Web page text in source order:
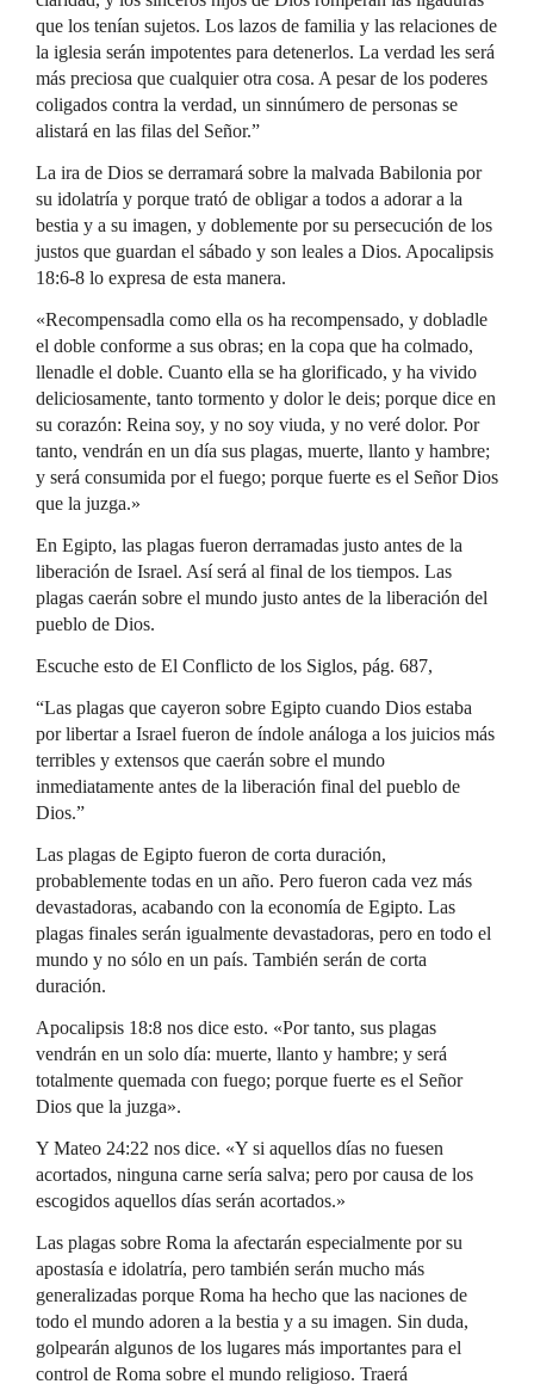
que los tenían sujetos. Los lazos de familia y las relaciones de
la iglesia serán impotentes para detenerlos. La verdad les será
más preciosa que cualquier otra cosa. A pesar de los poderes
coligados contra la verdad, un sinnúmero de personas se
alistará en las filas del Señor.”
La ira de Dios se derramará sobre la malvada Babilonia por
su idolatría y porque trató de obligar a todos a adorar a la
bestia y a su imagen, y doblemente por su persecución de los
justos que guardan el sábado y son leales a Dios. Apocalipsis
18:6-8 lo expresa de esta manera.
«Recompensadla como ella os ha recompensado, y dobladle
el doble conforme a sus obras; en la copa que ha colmado,
llenadle el doble. Cuanto ella se ha glorificado, y ha vivido
deliciosamente, tanto tormento y dolor le deis; porque dice en
su corazón: Reina soy, y no soy viuda, y no veré dolor. Por
tanto, vendrán en un día sus plagas, muerte, llanto y hambre;
y será consumida por el fuego; porque fuerte es el Señor Dios
que la juzga.»
En Egipto, las plagas fueron derramadas justo antes de la
liberación de Israel. Así será al final de los tiempos. Las
plagas caerán sobre el mundo justo antes de la liberación del
pueblo de Dios.
Escuche esto de El Conflicto de los Siglos, pág. 687,
“Las plagas que cayeron sobre Egipto cuando Dios estaba
por libertar a Israel fueron de índole análoga a los juicios más
terribles y extensos que caerán sobre el mundo
inmediatamente antes de la liberación final del pueblo de
Dios.”
Las plagas de Egipto fueron de corta duración,
probablemente todas en un año. Pero fueron cada vez más
devastadoras, acabando con la economía de Egipto. Las
plagas finales serán igualmente devastadoras, pero en todo el
mundo y no sólo en un país. También serán de corta
duración.
Apocalipsis 18:8 nos dice esto. «Por tanto, sus plagas
vendrán en un solo día: muerte, llanto y hambre; y será
totalmente quemada con fuego; porque fuerte es el Señor
Dios que la juzga».
Y Mateo 24:22 nos dice. «Y si aquellos días no fuesen
acortados, ninguna carne sería salva; pero por causa de los
escogidos aquellos días serán acortados.»
Las plagas sobre Roma la afectarán especialmente por su
apostasía e idolatría, pero también serán mucho más
generalizadas porque Roma ha hecho que las naciones de
todo el mundo adoren a la bestia y a su imagen. Sin duda,
golpearán algunos de los lugares más importantes para el
control de Roma sobre el mundo religioso. Traerá